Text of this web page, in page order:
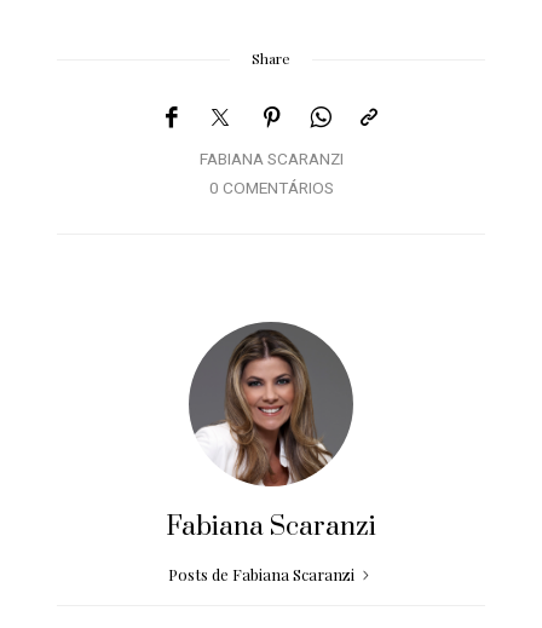
Share
FABIANA SCARANZI
0 COMENTÁRIOS
Fabiana Scaranzi
Posts de Fabiana Scaranzi